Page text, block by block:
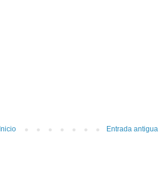
Entrada antigua
Inicio